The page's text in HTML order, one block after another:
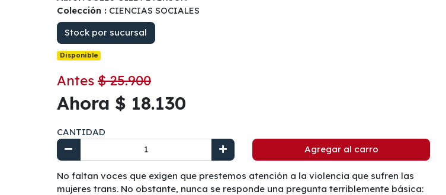
Colección : CIENCIAS SOCIALES
Stock por sucursal
Disponible
Antes $ 25.900
Ahora $ 18.130
CANTIDAD
Agregar al carro
No faltan voces que exigen que prestemos atención a la violencia que sufren las
mujeres trans. No obstante, nunca se responde una pregunta terriblemente básica: